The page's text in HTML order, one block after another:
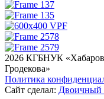
2026 КГБНУК
Гродекова»
Политика
Сайт сделал: Двоичный